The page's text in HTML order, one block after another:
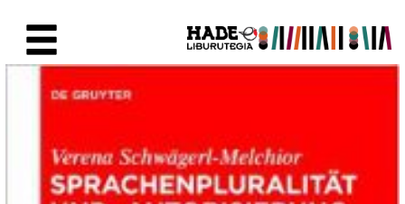
Ficha de Novedades -